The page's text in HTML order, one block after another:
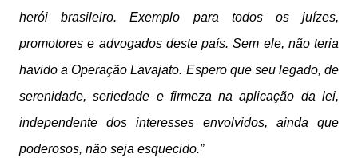
herói brasileiro. Exemplo para todos os juízes,
promotores e advogados deste país. Sem ele, não teria
havido a Operação Lavajato. Espero que seu legado, de
serenidade, seriedade e firmeza na aplicação da lei,
independente dos interesses envolvidos, ainda que
poderosos, não seja esquecido.”